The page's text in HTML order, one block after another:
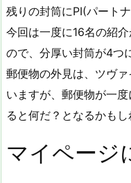
残りの封筒にPI(パート
今回は一度に16名の紹
ので、分厚い封筒が4つ
郵便物の外見は、ツヴ
いますが、郵便物が一
ると何だ？となるかもし
マイページ